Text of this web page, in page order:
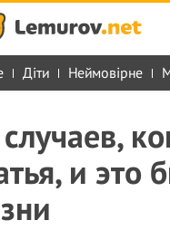
Діти Неймовірне
и это